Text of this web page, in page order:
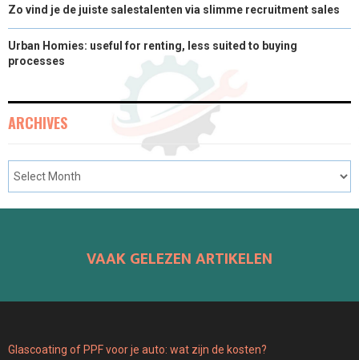
Zo vind je de juiste salestalenten via slimme recruitment sales
Urban Homies: useful for renting, less suited to buying
processes
ARCHIVES
VAAK GELEZEN ARTIKELEN
Glascoating of PPF voor je auto: wat zijn de kosten?